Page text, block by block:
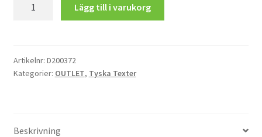
20.00 kr.10.00 kr.
Lägg till i varukorg
Artikelnr: D200372
Kategorier: OUTLET, Tyska Texter
Beskrivning